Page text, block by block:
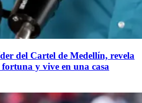
del Cartel de Medellín, revela
y vive en una casa